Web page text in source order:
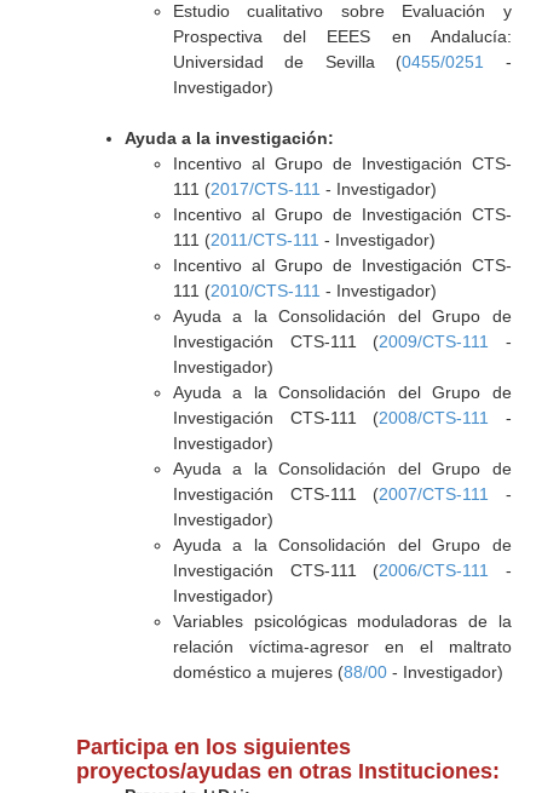
Estudio cualitativo sobre Evaluación y
Prospectiva del EEES en Andalucía:
Universidad de Sevilla (0455/0251
-
Investigador)
Ayuda a la investigación:
Incentivo al Grupo de Investigación CTS-
111 (2017/CTS-111 - Investigador)
Incentivo al Grupo de Investigación CTS-
111 (2011/CTS-111 - Investigador)
Incentivo al Grupo de Investigación CTS-
111 (2010/CTS-111 - Investigador)
Ayuda a la Consolidación del Grupo de
Investigación CTS-111 (2009/CTS-111
-
Investigador)
Ayuda a la Consolidación del Grupo de
Investigación CTS-111 (2008/CTS-111
-
Investigador)
Ayuda a la Consolidación del Grupo de
Investigación CTS-111 (2007/CTS-111
-
Investigador)
Ayuda a la Consolidación del Grupo de
Investigación CTS-111 (2006/CTS-111
-
Investigador)
Variables psicológicas moduladoras de la
relación víctima-agresor en el maltrato
doméstico a mujeres (88/00- Investigador)
Participa en los siguientes
proyectos/ayudas en otras Instituciones: